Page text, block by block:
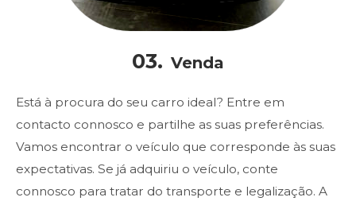
03. Venda
Está à procura do seu carro ideal? Entre em
contacto connosco e partilhe as suas preferências.
Vamos encontrar o veículo que corresponde às suas
expectativas. Se já adquiriu o veículo, conte
connosco para tratar do transporte e legalização. A